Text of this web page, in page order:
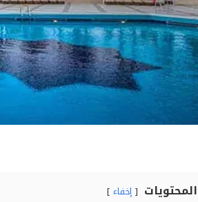
المحتويات إخفاء